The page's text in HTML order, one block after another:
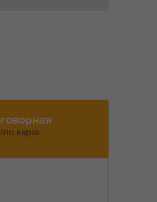
по карте